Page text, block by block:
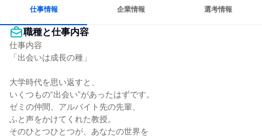
仕事情報 企業情報 選考情報
職種と仕事内容
仕事内容
「出会いは成長の種」
大学時代を思い返すと、
いくつもの“出会い”があったはずです。
ゼミの仲間、アルバイト先の先輩、
ふと声をかけてくれた教授。
そのひとつひとつが、あなたの世界を